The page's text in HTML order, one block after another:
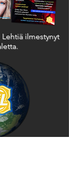
ilmestynyt